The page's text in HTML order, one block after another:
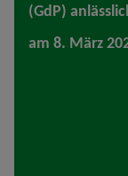
(GdP)
am 8. März